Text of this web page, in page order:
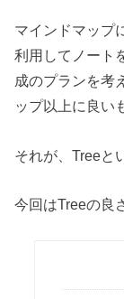
マインドマップ
利用してノート
成のプランを考
ップ以上に良い
それが、Treeと
今回はTreeの良